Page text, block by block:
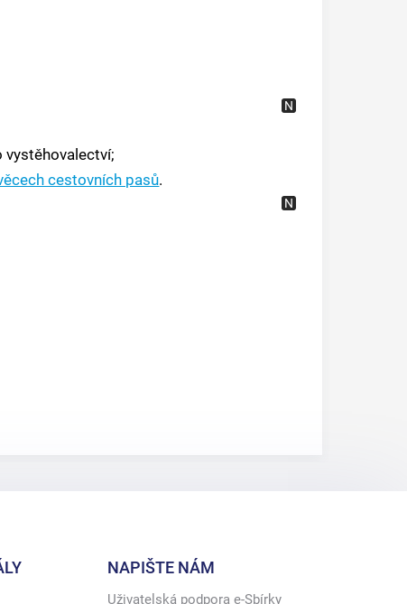
vystěhovalectví;
cestovních pasů.
NAPIŠTE NÁM
Uživatelská podpora e-Sbírky